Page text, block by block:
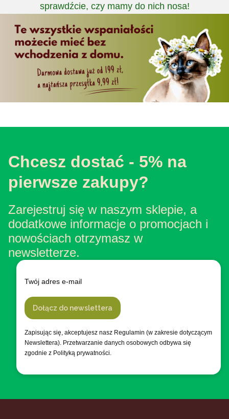
sprawdźcie, czy mamy do nich nosa!
Chcesz dostać - 5% na
pierwsze zakupy?
Zarejestruj się w naszym sklepie, a
dodatkowe informacje o promocjach i
nowościach otrzymasz w
newsletterze.
Twój adres e-mail
Dołącz do newslettera
Zapisując się, akceptujesz nasz Regulamin (w zakresie dotyczącym
Newslettera). Przetwarzanie danych osobowych odbywa się
zgodnie z Polityką prywatności.